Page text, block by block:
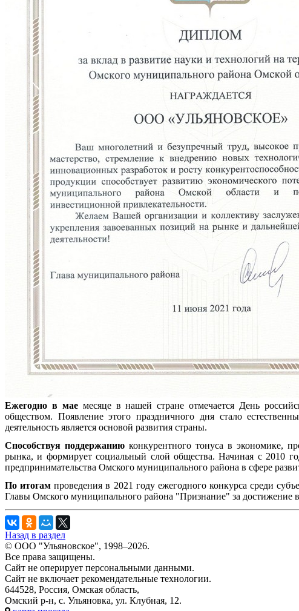
Ежегодно в маемесяце в нашей стране отмечается День
обществом. Появление этого праздничного дня стало
деятельность является основой развития страны.
Способствуя поддержанию конкурентного тонуса в экономике,
рынка, и формирует социальный слой общества. Начиная с 2010
предпринимательства Омского муниципального района в сфере
По итогам проведения в 2021 году ежегодного конкурса среди
Главы Омского муниципального района "Признание" за достижение
Назад в раздел
© ООО "Ульяновское", 1998–2026.
Все права защищены.
Сайт не оперирует персональными данными.
Сайт не включает рекомендательные технологии.
644528, Россия, Омская область,
Омский р-н, с. Ульяновка, ул. Клубная, 12.